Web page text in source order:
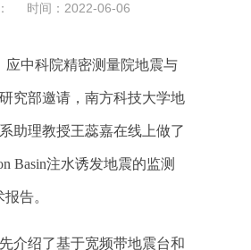
时间：2022-06-06
应中科院精密测量院地震与
究部邀请，南方科技大学地
助理教授王蕊嘉在线上做了
Basin注水诱发地震的监测
报告。
绍了基于宽频带地震台和